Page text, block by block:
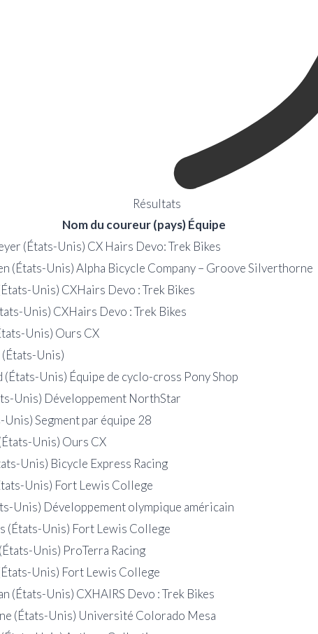
Résultats
Nom du coureur (pays) Équipe
(États-Unis) CX Hairs Devo: Trek Bikes
(États-Unis) Alpha Bicycle Company – Groove Silverthorne
Unis) CXHairs Devo : Trek Bikes
Unis) CXHairs Devo : Trek Bikes
Unis) Ours CX
Unis)
Unis) Équipe de cyclo-cross Pony Shop
Unis) Développement NorthStar
Unis) Segment par équipe 28
Unis) Ours CX
Unis) Bicycle Express Racing
Unis) Fort Lewis College
Unis) Développement olympique américain
(États-Unis) Fort Lewis College
Unis) ProTerra Racing
Unis) Fort Lewis College
(États-Unis) CXHAIRS Devo : Trek Bikes
(États-Unis) Université Colorado Mesa